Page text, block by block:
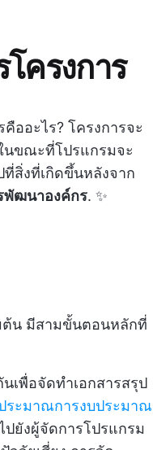
ครงการ
ออะไร? โครงการจะ
นขณะที่โปรแกรมจะ
สิ่งที่เกิดขึ้นหลังจาก
พัฒนาองค์กร. ✨
ต้น มีสามขั้นตอนหลักที่
นเพื่อจัดทำเอกสารสรุป
ระมาณการงบประมาณ
ปยังผู้จัดการโปรแกรม